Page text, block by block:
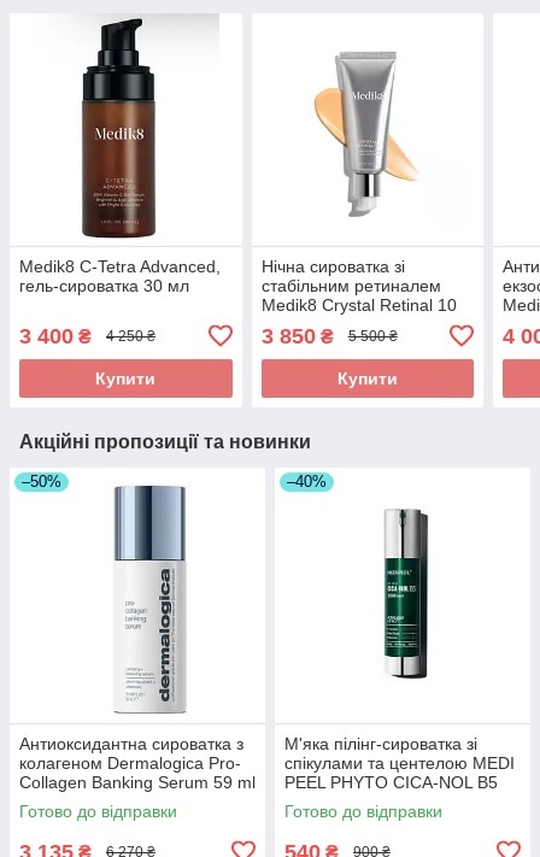
Medik8 C-Tetra Advanced,
гель-сироватка 30 мл
3 400 ₴ 4 250 ₴
Купити
Нічна сироватка зі
стабільним ретиналем
Medik8 Crystal Retinal 10
3 850₴ 5 500 ₴
Купити
4
Акційні пропозиції та новинки
–50%
Антиоксидантна сироватка з
колагеном Dermalogica Pro-
Collagen Banking Serum 59 ml
Готово до відправки
3 135 ₴ 6 270 ₴
–40%
М'яка пілінг-сироватка зі
спікулами та центелою MEDI
PEEL PHYTO CICA-NOL B5
3000 SHOT SERUM 50мл
Готово до відправки
540 ₴ 900 ₴